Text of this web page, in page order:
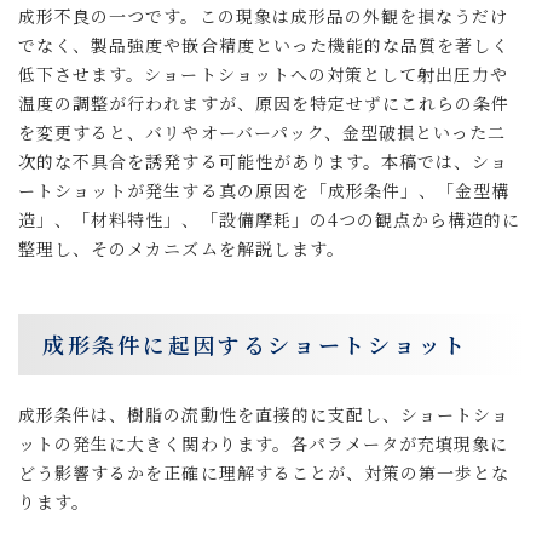
成形不良の一つです。この現象は成形品の外観を損なうだけ
でなく、製品強度や嵌合精度といった機能的な品質を著しく
低下させます。ショートショットへの対策として射出圧力や
温度の調整が行われますが、原因を特定せずにこれらの条件
を変更すると、バリやオーバーパック、金型破損といった二
次的な不具合を誘発する可能性があります。本稿では、ショ
ートショットが発生する真の原因を「成形条件」、
「金型構
造」、 「材料特性」、
「設備摩耗」の4つの観点から構造的に
整理し、そのメカニズムを解説します。
成形条件に起因するショートショット
成形条件は、樹脂の流動性を直接的に支配し、ショートショ
ットの発生に大きく関わります。各パラメータが充填現象に
どう影響するかを正確に理解することが、対策の第一歩とな
ります。